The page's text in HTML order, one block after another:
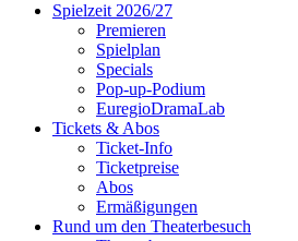
Spielzeit 2026/27
Premieren
Spielplan
Specials
Pop-up-Podium
EuregioDramaLab
Tickets & Abos
Ticket-Info
Ticketpreise
Abos
Ermäßigungen
Rund um den Theaterbesuch